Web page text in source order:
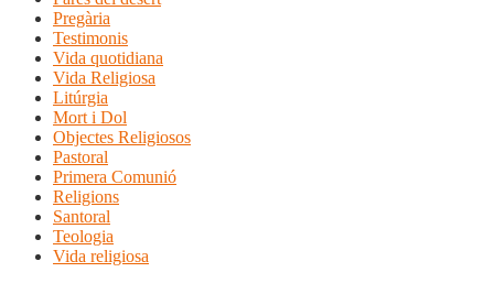
Pregària
Testimonis
Vida quotidiana
Vida Religiosa
Litúrgia
Mort i Dol
Objectes Religiosos
Pastoral
Primera Comunió
Religions
Santoral
Teologia
Vida religiosa